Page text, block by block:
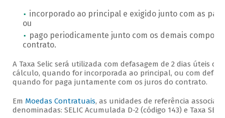
incorporado ao principal e exigido junto com as
ou
pago periodicamente junto com os demais
contrato.
A Taxa Selic será utilizada com defasagem de 2 dias úteis
cálculo, quando for incorporada ao principal, ou com
quando for paga juntamente com os juros do contrato.
Em Moedas Contratuais, as unidades de referência
denominadas: SELIC Acumulada D-2 (código 143) e Taxa